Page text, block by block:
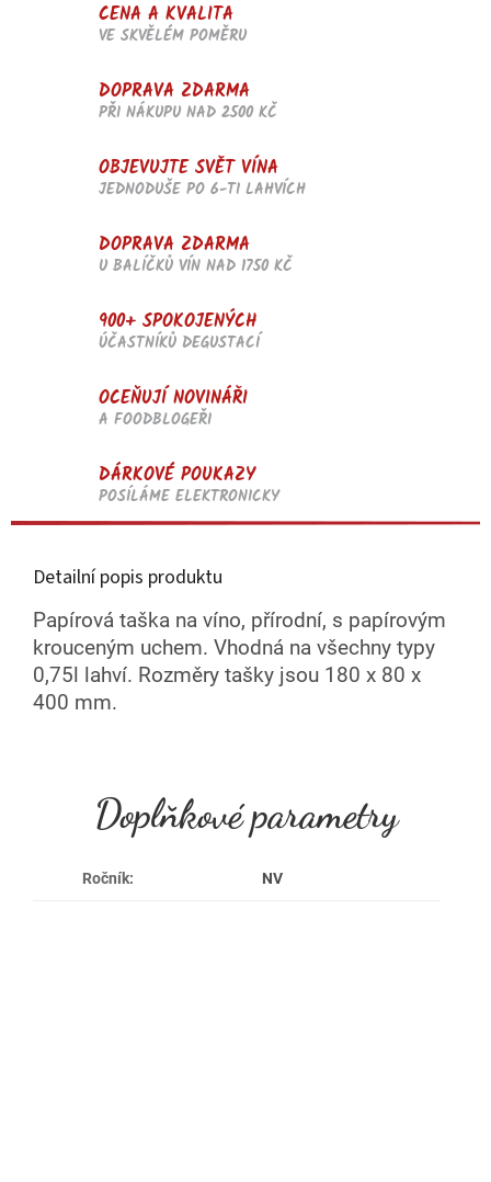
CENA A KVALITA
VE SKVĚLÉM POMĚRU
DOPRAVA ZDARMA
PŘI NÁKUPU NAD 2500 KČ
OBJEVUJTE SVĚT VÍNA
JEDNODUŠE PO 6-TI LAHVÍCH
DOPRAVA ZDARMA
U BALÍČKŮ VÍN NAD 1750 KČ
900+ SPOKOJENÝCH
ÚČASTNÍKŮ DEGUSTACÍ
OCEŇUJÍ NOVINÁŘI
A FOODBLOGEŘI
DÁRKOVÉ POUKAZY
POSÍLÁME ELEKTRONICKY
Detailní popis produktu
Papírová taška na víno, přírodní, s papírovým
krouceným uchem. Vhodná na všechny typy
0,75l lahví. Rozměry tašky jsou 180 x 80 x
400 mm.
Doplňkové parametry
Ročník: NV